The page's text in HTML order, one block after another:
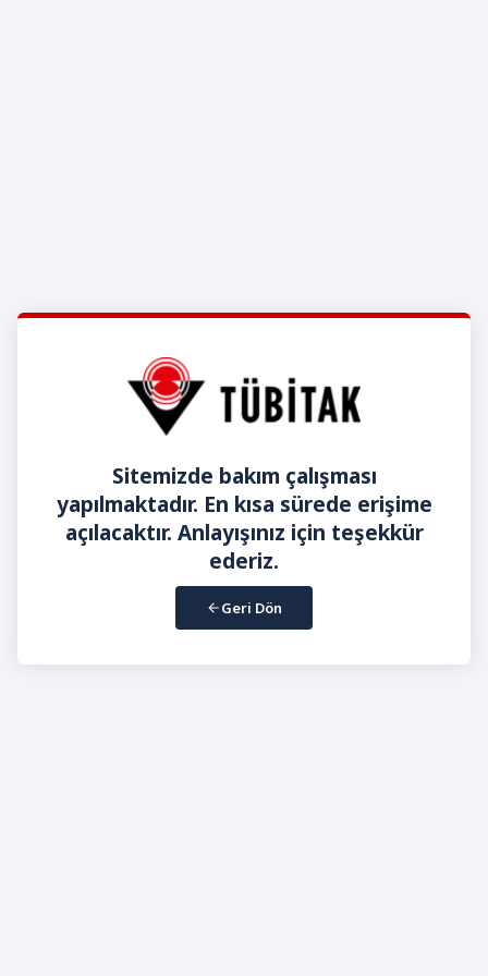
Sitemizde bakım çalışması
yapılmaktadır. En kısa sürede erişime
açılacaktır. Anlayışınız için teşekkür
ederiz.
Geri Dön